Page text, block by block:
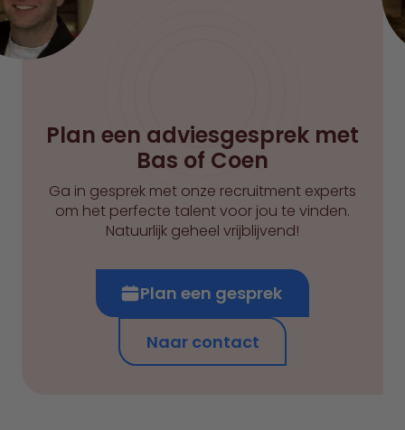
Plan een adviesgesprek met
Bas of Coen
Ga in gesprek met onze recruitment experts
om het perfecte talent voor jou te vinden.
Natuurlijk geheel vrijblijvend!
Plan een gesprek
Naar contact